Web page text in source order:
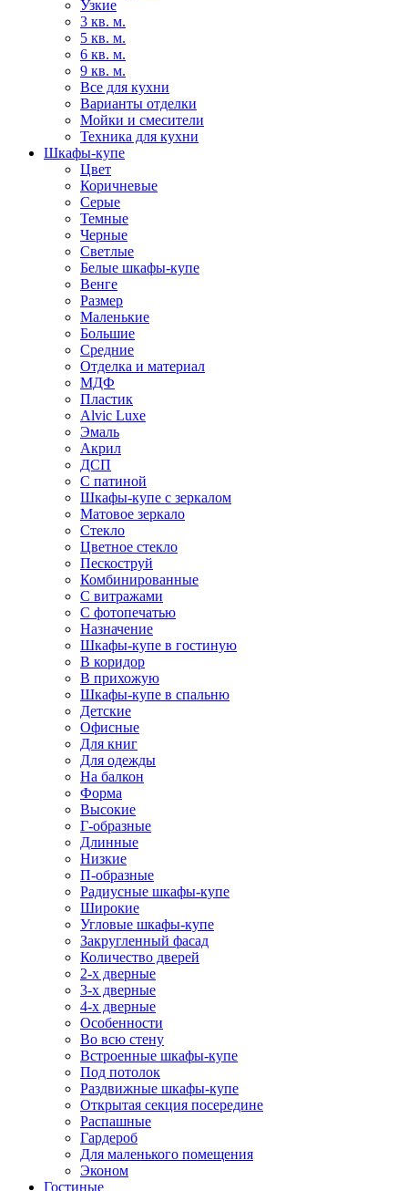
Узкие
3 кв. м.
5 кв. м.
6 кв. м.
9 кв. м.
Все для кухни
Варианты отделки
Мойки и смесители
Техника для кухни
Шкафы-купе
Цвет
Коричневые
Серые
Темные
Черные
Светлые
Белые шкафы-купе
Венге
Размер
Маленькие
Большие
Средние
Отделка и материал
МДФ
Пластик
Alvic Luxe
Эмаль
Акрил
ДСП
С патиной
Шкафы-купе с зеркалом
Матовое зеркало
Стекло
Цветное стекло
Пескоструй
Комбинированные
С витражами
С фотопечатью
Назначение
Шкафы-купе в гостиную
В коридор
В прихожую
Шкафы-купе в спальню
Детские
Офисные
Для книг
Для одежды
На балкон
Форма
Высокие
Г-образные
Длинные
Низкие
П-образные
Радиусные шкафы-купе
Широкие
Угловые шкафы-купе
Закругленный фасад
Количество дверей
2-х дверные
3-х дверные
4-х дверные
Особенности
Во всю стену
Встроенные шкафы-купе
Под потолок
Раздвижные шкафы-купе
Открытая секция посередине
Распашные
Гардероб
Для маленького помещения
Эконом
Гостиные